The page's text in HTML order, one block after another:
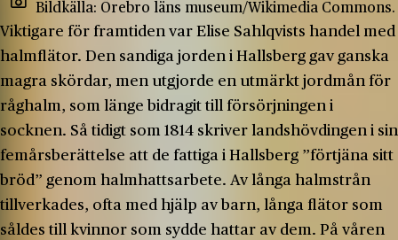
Bildkälla: Örebro läns museum/Wikimedia Commons.
Viktigare för framtiden var Elise Sahlqvists handel med
halmflätor. Den sandiga jorden i Hallsberg gav ganska
magra skördar, men utgjorde en utmärkt jordmån för
råghalm, som länge bidragit till försörjningen i
socknen. Så tidigt som 1814 skriver landshövdingen i sin
femårsberättelse att de fattiga i Hallsberg ”förtjäna sitt
bröd” genom halmhattsarbete. Av långa halmstrån
tillverkades, ofta med hjälp av barn, långa flätor som
såldes till kvinnor som sydde hattar av dem. På våren